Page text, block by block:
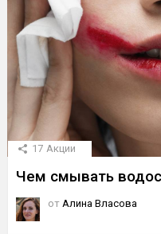
17 Акции
Чем смывать
от Алина Власова